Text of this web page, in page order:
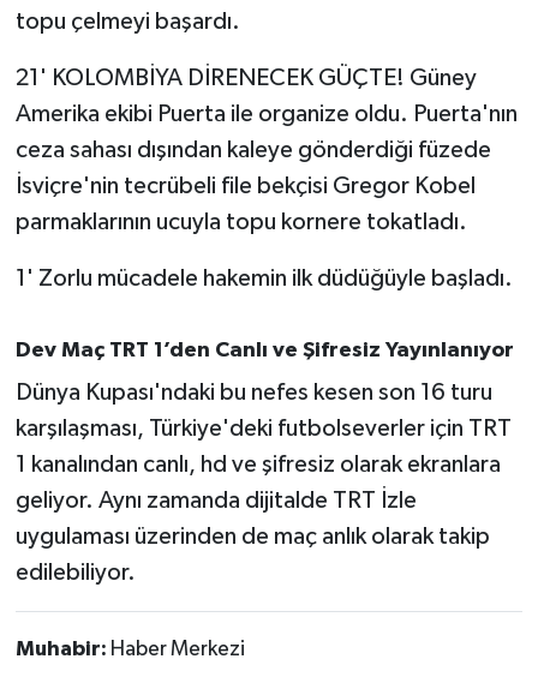
topu çelmeyi başardı.
21' KOLOMBİYA DİRENECEK GÜÇTE! Güney
Amerika ekibi Puerta ile organize oldu. Puerta'nın
ceza sahası dışından kaleye gönderdiği füzede
İsviçre'nin tecrübeli file bekçisi Gregor Kobel
parmaklarının ucuyla topu kornere tokatladı.
1' Zorlu mücadele hakemin ilk düdüğüyle başladı.
Dev Maç TRT 1’den Canlı ve Şifresiz Yayınlanıyor
Dünya Kupası'ndaki bu nefes kesen son 16 turu
karşılaşması, Türkiye'deki futbolseverler için TRT
1 kanalından canlı, hd ve şifresiz olarak ekranlara
geliyor. Aynı zamanda dijitalde TRT İzle
uygulaması üzerinden de maç anlık olarak takip
edilebiliyor.
Muhabir: Haber Merkezi
Susurluk
TEKNOLOJİ
YAŞAM